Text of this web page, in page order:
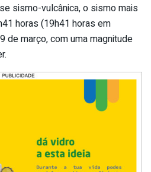
sismo-vulcânica, o sismo mais
horas (19h41 horas em
de março, com uma magnitude